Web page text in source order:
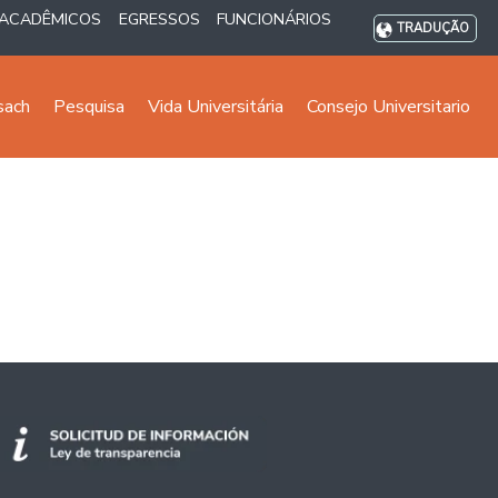
EGRESSOS FUNCIONÁRIOS TRADUÇÃO
Pesquisa Vida Universitária Consejo Universitario